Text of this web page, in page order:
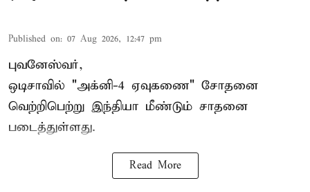
Published on: 07 Aug 2026, 12:47 pm
புவனேஸ்வர்,
ஒடிசாவில் "அக்னி-4 ஏவுகணை" சோதனை
வெற்றிபெற்று இந்தியா மீண்டும் சாதனை
படைத்துள்ளது.
Read More